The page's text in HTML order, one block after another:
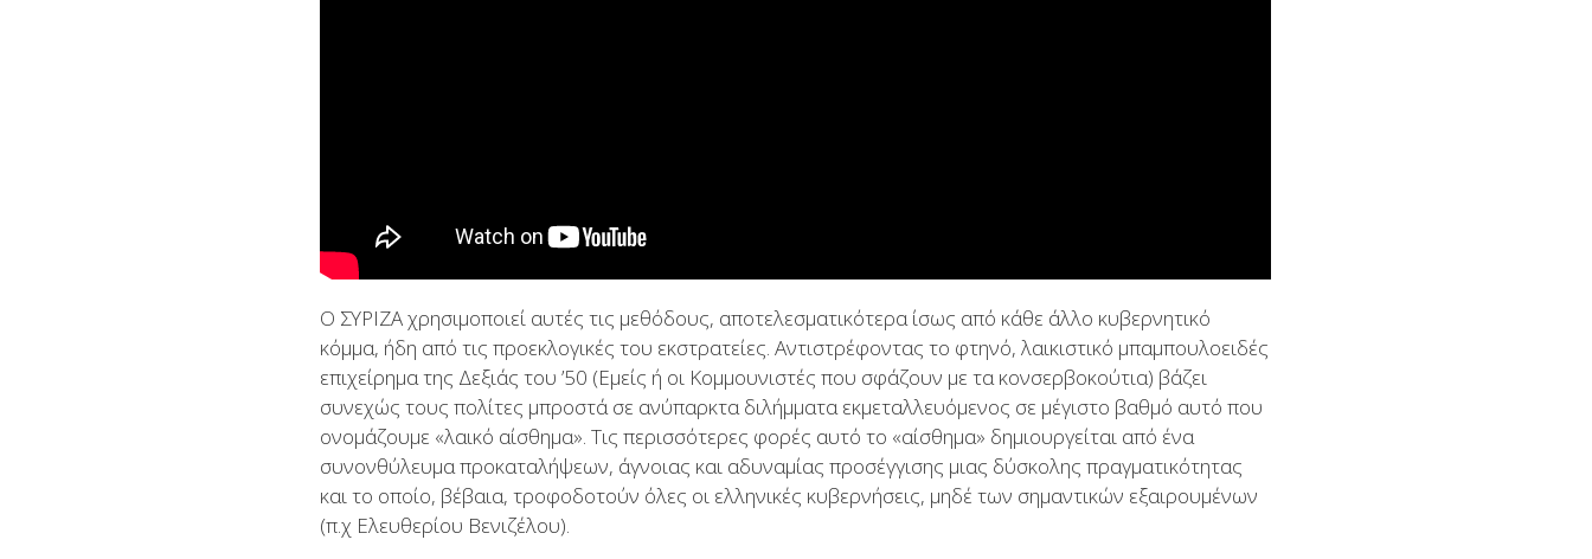
Ο ΣΥΡΙΖΑ χρησιμοποιεί αυτές τις μεθόδους, αποτελεσματικότερα ίσως από κάθε άλλο κυβερνητικό
κόμμα, ήδη από τις προεκλογικές του εκστρατείες. Αντιστρέφοντας το φτηνό, λαικιστικό μπαμπουλοειδές
επιχείρημα της Δεξιάς του ’50 (Εμείς ή οι Κομμουνιστές που σφάζουν με τα κονσερβοκούτια) βάζει
συνεχώς τους πολίτες μπροστά σε ανύπαρκτα διλήμματα εκμεταλλευόμενος σε μέγιστο βαθμό αυτό που
ονομάζουμε «λαικό αίσθημα». Τις περισσότερες φορές αυτό το «αίσθημα» δημιουργείται από ένα
συνονθύλευμα προκαταλήψεων, άγνοιας και αδυναμίας προσέγγισης μιας δύσκολης πραγματικότητας
και το οποίο, βέβαια, τροφοδοτούν όλες οι ελληνικές κυβερνήσεις, μηδέ των σημαντικών εξαιρουμένων
(π.χ Ελευθερίου Βενιζέλου).